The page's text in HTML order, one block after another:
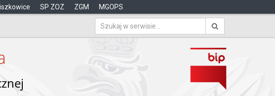
SP ZOZ ZGM MGOPS